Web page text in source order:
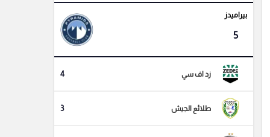
بيراميدز
5
زد اف سي 4
طلائع الجيش 3